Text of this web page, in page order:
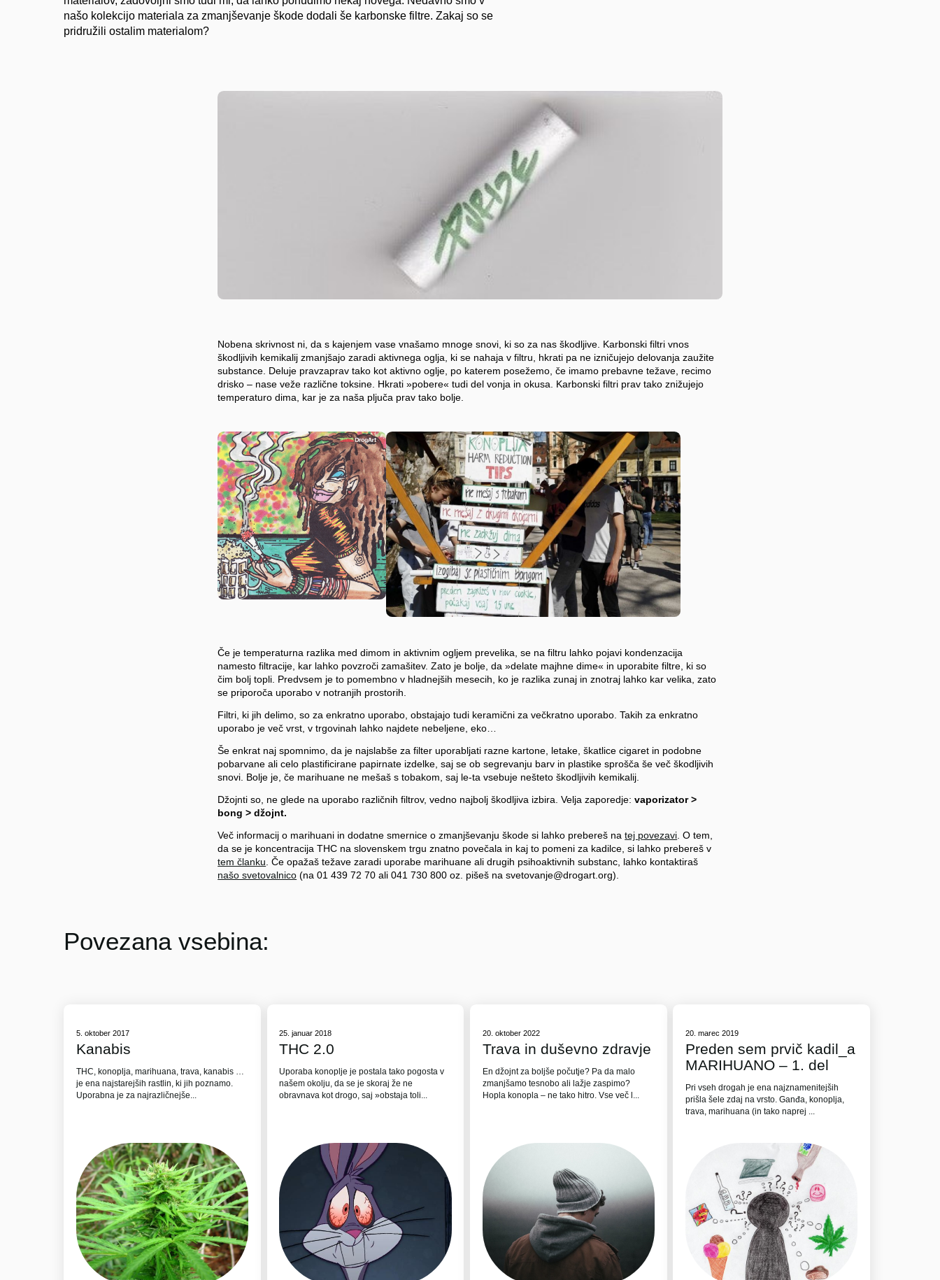
našo kolekcijo materiala za zmanjševanje škode dodali še karbonske filtre. Zakaj so se
pridružili ostalim materialom?
Nobena skrivnost ni, da s kajenjem vase vnašamo mnoge snovi, ki so za nas škodljive. Karbonski filtri vnos
škodljivih kemikalij zmanjšajo zaradi aktivnega oglja, ki se nahaja v filtru, hkrati pa ne izničujejo delovanja zaužite
substance. Deluje pravzaprav tako kot aktivno oglje, po katerem posežemo, če imamo prebavne težave, recimo
drisko – nase veže različne toksine. Hkrati »pobere« tudi del vonja in okusa. Karbonski filtri prav tako znižujejo
temperaturo dima, kar je za naša pljuča prav tako bolje.
Če je temperaturna razlika med dimom in aktivnim ogljem prevelika, se na filtru lahko pojavi kondenzacija
namesto filtracije, kar lahko povzroči zamašitev. Zato je bolje, da »delate majhne dime« in uporabite filtre, ki so
čim bolj topli. Predvsem je to pomembno v hladnejših mesecih, ko je razlika zunaj in znotraj lahko kar velika, zato
se priporoča uporabo v notranjih prostorih.
Filtri, ki jih delimo, so za enkratno uporabo, obstajajo tudi keramični za večkratno uporabo. Takih za enkratno
uporabo je več vrst, v trgovinah lahko najdete nebeljene, eko…
Še enkrat naj spomnimo, da je najslabše za filter uporabljati razne kartone, letake, škatlice cigaret in podobne
pobarvane ali celo plastificirane papirnate izdelke, saj se ob segrevanju barv in plastike sprošča še več škodljivih
snovi. Bolje je, če marihuane ne mešaš s tobakom, saj le-ta vsebuje nešteto škodljivih kemikalij.
Džojnti so, ne glede na uporabo različnih filtrov, vedno najbolj škodljiva izbira. Velja zaporedje:vaporizator >
bong > džojnt.
Več informacij o marihuani in dodatne smernice o zmanjševanju škode si lahko prebereš natej povezavi. O tem,
da se je koncentracija THC na slovenskem trgu znatno povečala in kaj to pomeni za kadilce, si lahko prebereš v
tem članku. Če opažaš težave zaradi uporabe marihuane ali drugih psihoaktivnih substanc, lahko kontaktiraš
našo svetovalnico (na 01 439 72 70 ali 041 730 800 oz. pišeš na svetovanje@drogart.org).
Povezana vsebina:
5. oktober 2017
Kanabis
THC, konoplja, marihuana, trava, kanabis …
je ena najstarejših rastlin, ki jih poznamo.
Uporabna je za najrazličnejše...
25. januar 2018
THC 2.0
Uporaba konoplje je postala tako pogosta v
našem okolju, da se je skoraj že ne
obravnava kot drogo, saj »obstaja toli...
20. oktober 2022
Trava in duševno zdravje
En džojnt za boljše počutje? Pa da malo
zmanjšamo tesnobo ali lažje zaspimo?
Hopla konopla – ne tako hitro. Vse več l...
20. marec 2019
Preden sem prvič kadil_a
MARIHUANO – 1. del
Pri vseh drogah je ena najznamenitejših
prišla šele zdaj na vrsto. Ganđa, konoplja,
trava, marihuana (in tako naprej ...